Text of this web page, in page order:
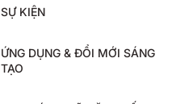
SỰ KIỆN
ỨNG DỤNG & ĐỔI MỚI SÁNG
TẠO